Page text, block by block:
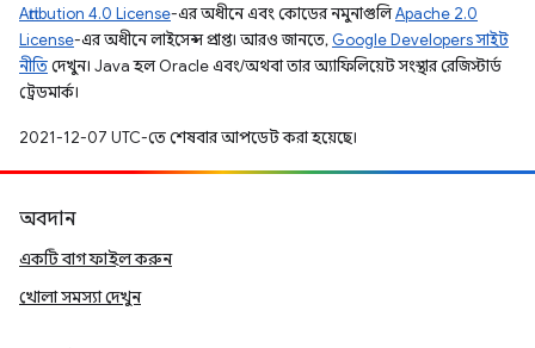
Attribution 4.0 License-এর অধীনে এবং কোডের নমুনাগুলিApache 2.0
License-এর অধীনে লাইসেন্স প্রাপ্ত। আরও জানতে, Google Developers সাইট
নীতিদেখুন। Java হল Oracle এবং/অথবা তার অ্যাফিলিয়েট সংস্থার রেজিস্টার্ড
ট্রেডমার্ক।
2021-12-07 UTC-তে শেষবার আপডেট করা হয়েছে।
অবদান
একটি বাগ ফাইল করুন
খোলা সমস্যা দেখুন